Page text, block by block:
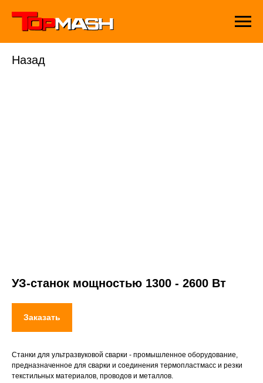
Назад
УЗ-станок мощностью 1300 - 2600 Вт
Заказать
Станки для ультразвуковой сварки - промышленное оборудование,
предназначенное для сварки и соединения термопластмасс и резки
текстильных материалов, проводов и металлов.